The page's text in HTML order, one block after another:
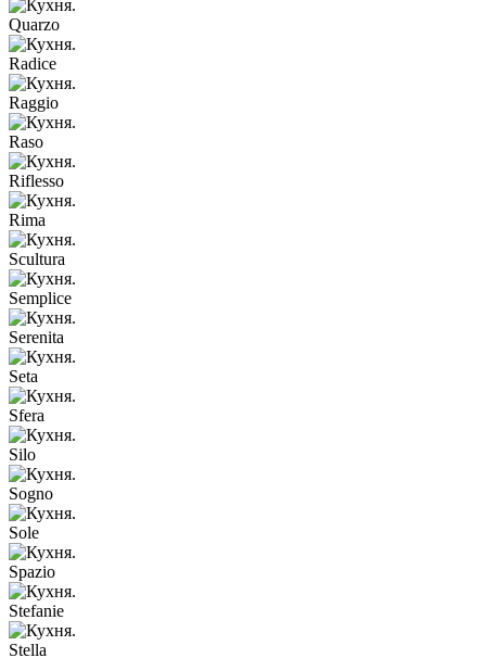
Quarzo
Radice
Raggio
Raso
Riflesso
Rima
Scultura
Semplice
Serenita
Seta
Sfera
Silo
Sogno
Sole
Spazio
Stefanie
Stella